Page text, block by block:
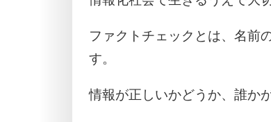
ファクトチェックとは、名前
す。
情報が正しいかどうか、誰か